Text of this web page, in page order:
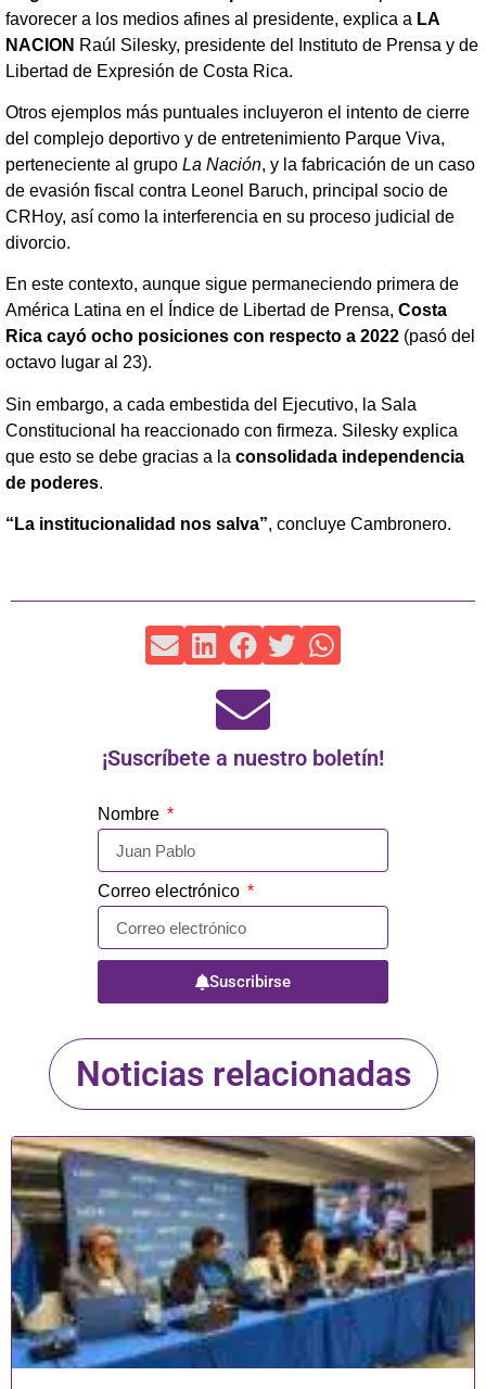
favorecer a los medios afines al presidente, explica a LA
NACION Raúl Silesky, presidente del Instituto de Prensa y de
Libertad de Expresión de Costa Rica.
Otros ejemplos más puntuales incluyeron el intento de cierre
del complejo deportivo y de entretenimiento Parque Viva,
perteneciente al grupo La Nación, y la fabricación de un caso
de evasión fiscal contra Leonel Baruch, principal socio de
CRHoy, así como la interferencia en su proceso judicial de
divorcio.
En este contexto, aunque sigue permaneciendo primera de
América Latina en el Índice de Libertad de Prensa, Costa
Rica cayó ocho posiciones con respecto a 2022 (pasó del
octavo lugar al 23).
Sin embargo, a cada embestida del Ejecutivo, la Sala
Constitucional ha reaccionado con firmeza. Silesky explica
que esto se debe gracias a la consolidada independencia
de poderes.
“La institucionalidad nos salva”, concluye Cambronero.
¡Suscríbete a nuestro boletín!
Nombre
Correo electrónico
Suscribirse
Noticias relacionadas